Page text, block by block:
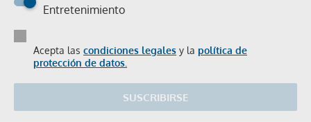
Entretenimiento
Acepta las condiciones legales y la política de
protección de datos.
SUSCRIBIRSE